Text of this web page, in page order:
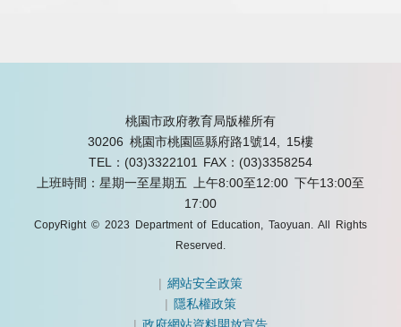
桃園市政府教育局版權所有
30206 桃園市桃園區縣府路1號14, 15樓
TEL：(03)3322101
FAX：(03)3358254
上班時間：星期一至星期五 上午8:00至12:00 下午13:00至
17:00
CopyRight © 2023 Department of Education, Taoyuan. All Rights
Reserved.
|網站安全政策
| 隱私權政策
|政府網站資料開放宣告